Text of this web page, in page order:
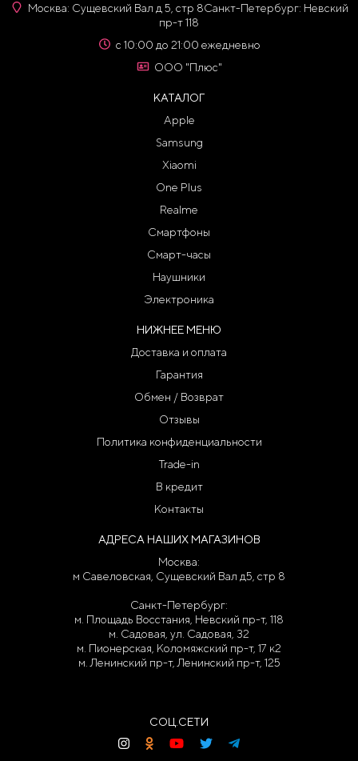
Москва: Сущевский Вал д 5, стр 8Санкт-Петербург: Невский
пр-т 118
с 10:00 до 21:00 ежедневно
ООО "Плюс"
КАТАЛОГ
Apple
Samsung
Xiaomi
One Plus
Realme
Смартфоны
Смарт-часы
Наушники
Электроника
НИЖНЕЕ МЕНЮ
Доставка и оплата
Гарантия
Обмен / Возврат
Отзывы
Политика конфиденциальности
Trade-in
В кредит
Контакты
АДРЕСА НАШИХ МАГАЗИНОВ
Москва:
м Савеловская, Сущевский Вал д5, стр 8
Санкт-Петербург:
м. Площадь Восстания, Невский пр-т, 118
м. Садовая, ул. Садовая, 32
м. Пионерская, Коломяжский пр-т, 17 к2
м. Ленинский пр-т, Ленинский пр-т, 125
СОЦ.СЕТИ